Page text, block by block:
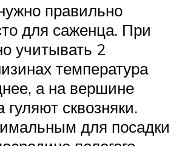
правильно
для саженца. При
учитывать 2
температура
а на вершине
гуляют сквозняки.
для посадки